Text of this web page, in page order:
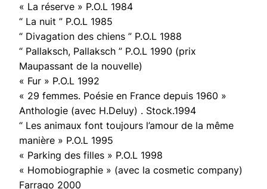
« La réserve » P.O.L 1984
“ La nuit ” P.O.L 1985
“ Divagation des chiens ” P.O.L 1988
“ Pallaksch, Pallaksch ” P.O.L 1990 (prix
Maupassant de la nouvelle)
« Fur » P.O.L 1992
« 29 femmes. Poésie en France depuis 1960 »
Anthologie (avec H.Deluy) . Stock.1994
“ Les animaux font toujours l’amour de la même
manière » P.O.L 1995
« Parking des filles » P.O.L 1998
« Homobiographie » (avec la cosmetic company)
Farrago 2000